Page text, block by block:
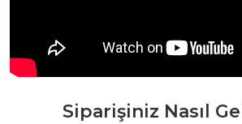
Siparişiniz Nasıl